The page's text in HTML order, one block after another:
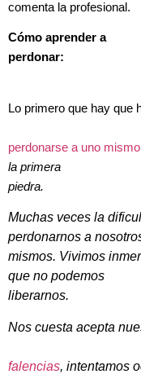
comenta la profesional.
Cómo aprender a
perdonar:
Lo primero que hay que
perdonarse a uno mismo
la primera
piedra.
Muchas veces la
perdonarnos a
mismos. Vivimos
que no podemos
liberarnos.
Nos cuesta acepta
falencias, intentamos